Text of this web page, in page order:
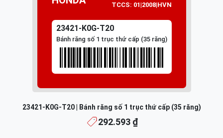
Nhóm Phụ Tùng
Tài khoản
TCCS: 01|2008|HVN
23421-K0G-T20
Bánh răng số 1 trục thứ cấp (35 răng)
23421-K0G-T20 | Bánh răng số 1 trục thứ cấp (35 răng)
292.593 ₫